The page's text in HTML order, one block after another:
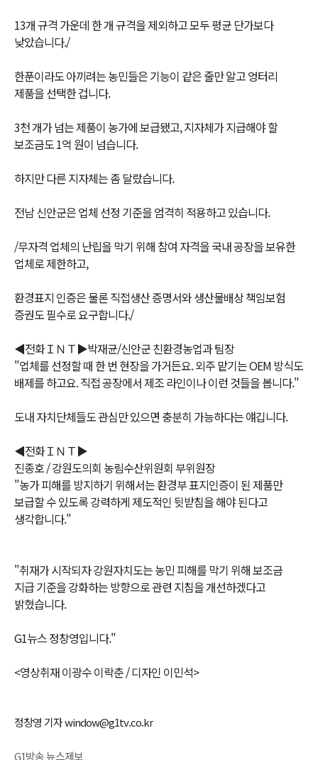
13개 규격 가운데 한 개 규격을 제외하고 모두 평균 단가보다
낮았습니다./
한푼이라도 아끼려는 농민들은 기능이 같은 줄만 알고 엉터리
제품을 선택한 겁니다.
3천 개가 넘는 제품이 농가에 보급됐고, 지자체가 지급해야 할
보조금도 1억 원이 넘습니다.
하지만 다른 지자체는 좀 달랐습니다.
전남 신안군은 업체 선정 기준을 엄격히 적용하고 있습니다.
/무자격 업체의 난립을 막기 위해 참여 자격을 국내 공장을 보유한
업체로 제한하고,
환경표지 인증은 물론 직접생산 증명서와 생산물배상 책임보험
증권도 필수로 요구합니다./
◀전화ＩＮＴ▶박재균/신안군 친환경농업과 팀장
"업체를 선정할 때 한 번 현장을 가거든요. 외주 맡기는 OEM 방식도
배제를 하고요. 직접 공장에서 제조 라인이나 이런 것들을 봅니다."
도내 자치단체들도 관심만 있으면 충분히 가능하다는 얘깁니다.
◀전화ＩＮＴ▶
진종호 / 강원도의회 농림수산위원회 부위원장
"농가 피해를 방지하기 위해서는 환경부 표지인증이 된 제품만
보급할 수 있도록 강력하게 제도적인 뒷받침을 해야 된다고
생각합니다."
"취재가 시작되자 강원자치도는 농민 피해를 막기 위해 보조금
지급 기준을 강화하는 방향으로 관련 지침을 개선하겠다고
밝혔습니다.
G1뉴스 정창영입니다."
<영상취재 이광수 이락춘 / 디자인 이민석>
정창영 기자 window@g1tv.co.kr
G1방송 뉴스제보